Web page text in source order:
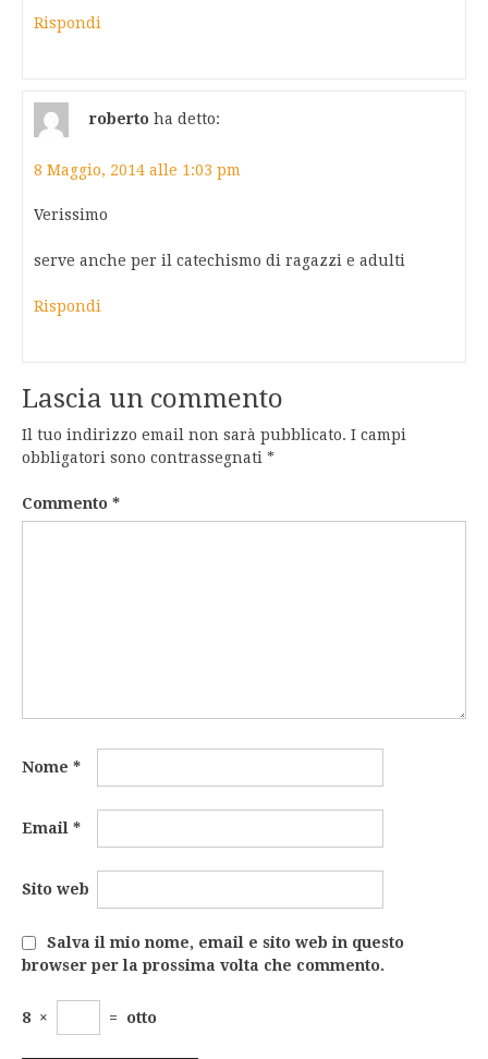
Rispondi
roberto ha detto:
8 Maggio, 2014 alle 1:03 pm
Verissimo
serve anche per il catechismo di ragazzi e adulti
Rispondi
Lascia un commento
Il tuo indirizzo email non sarà pubblicato. I campi
obbligatori sono contrassegnati *
Commento *
Nome *
Email *
Sito web
Salva il mio nome, email e sito web in questo
browser per la prossima volta che commento.
8 × = otto